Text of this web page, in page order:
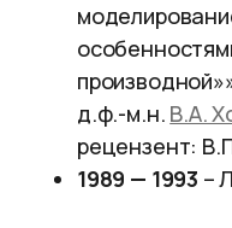
д.ф.-м.н. В.А.
рецензент:
1989 — 1993 –